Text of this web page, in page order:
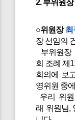
2. 부위원장
○위원장최
장 선임의
부위원장
회 조례 제
회의에 보
영위원 중
우리 위
래 위원님,